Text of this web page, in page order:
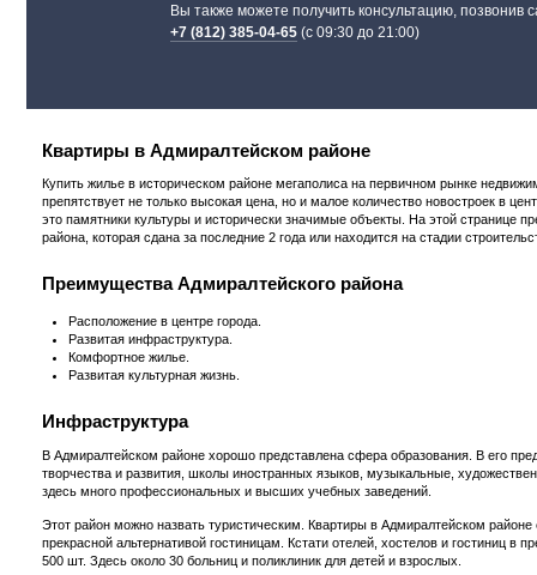
Вы также можете получить консультацию, позвонив
+7 (812) 385-04-65 (с 09:30 до 21:00)
Квартиры в Адмиралтейском районе
Купить жилье в историческом районе мегаполиса на первичном рынке
препятствует не только высокая цена, но и малое количество новостроек в
это памятники культуры и исторически значимые объекты. На этой странице
района, которая сдана за последние 2 года или находится на стадии
Преимущества Адмиралтейского района
Расположение в центре города.
Развитая инфраструктура.
Комфортное жилье.
Развитая культурная жизнь.
Инфраструктура
В Адмиралтейском районе хорошо представлена сфера образования. В его
творчества и развития, школы иностранных языков, музыкальные,
здесь много профессиональных и высших учебных заведений.
Этот район можно назвать туристическим. Квартиры в Адмиралтейском
прекрасной альтернативой гостиницам. Кстати отелей, хостелов и гостиниц в
500 шт. Здесь около 30 больниц и поликлиник для детей и взрослых.